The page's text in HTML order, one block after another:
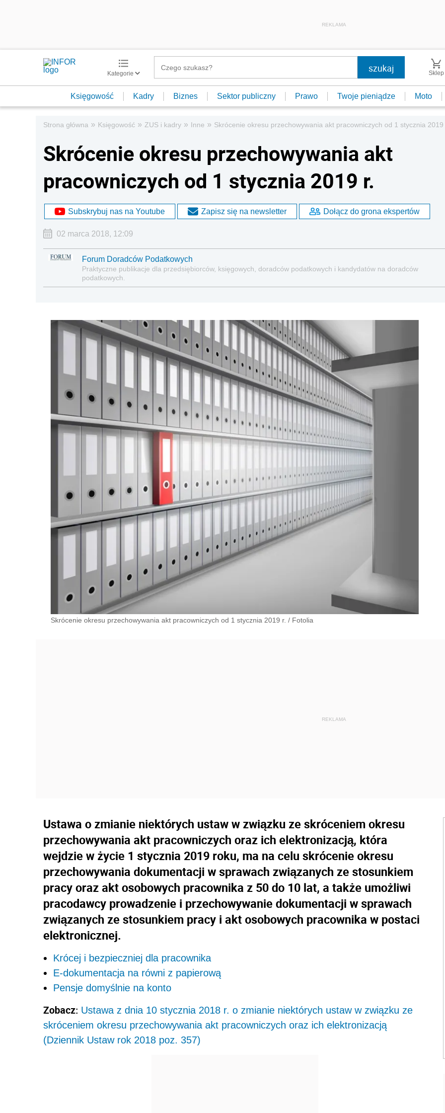
REKLAMA
Kategorie Sklep
Księgowość Kadry Biznes Sektor publiczny Prawo Twoje pieniądze Moto
Strona główna » Księgowość » ZUS i kadry » Inne » Skrócenie okresu przechowywania akt pracowniczych od 1 stycznia 2019
Skrócenie okresu przechowywania akt
pracowniczych od 1 stycznia 2019 r.
Subskrybuj nas na Youtube Zapisz się na newsletter Dołącz do grona ekspertów
02 marca 2018, 12:09
Forum Doradców Podatkowych
Praktyczne publikacje dla przedsiębiorców, księgowych, doradców podatkowych i kandydatów na doradców
podatkowych.
Skrócenie okresu przechowywania akt pracowniczych od 1 stycznia 2019 r. / Fotolia
Ustawa o zmianie niektórych ustaw w związku ze skróceniem okresu
przechowywania akt pracowniczych oraz ich elektronizacją, która
wejdzie w życie 1 stycznia 2019 roku, ma na celu skrócenie okresu
przechowywania dokumentacji w sprawach związanych ze stosunkiem
pracy oraz akt osobowych pracownika z 50 do 10 lat, a także umożliwi
pracodawcy prowadzenie i przechowywanie dokumentacji w sprawach
związanych ze stosunkiem pracy i akt osobowych pracownika w postaci
elektronicznej.
Krócej i bezpieczniej dla pracownika
E-dokumentacja na równi z papierową
Pensje domyślnie na konto
Zobacz: Ustawa z dnia 10 stycznia 2018 r. o zmianie niektórych ustaw w związku ze
skróceniem okresu przechowywania akt pracowniczych oraz ich elektronizacją
(Dziennik Ustaw rok 2018 poz. 357)